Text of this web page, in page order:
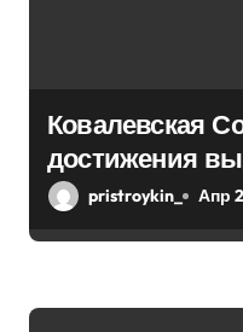
и
с
я
Ковалевская
достижения
pristroykin_ Апр